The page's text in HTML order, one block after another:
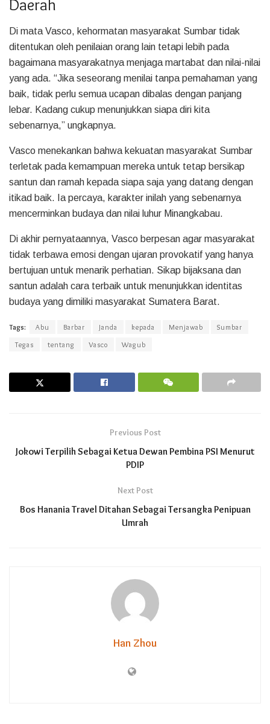
Daerah
Di mata Vasco, kehormatan masyarakat Sumbar tidak
ditentukan oleh penilaian orang lain tetapi lebih pada
bagaimana masyarakatnya menjaga martabat dan nilai-nilai
yang ada. “Jika seseorang menilai tanpa pemahaman yang
baik, tidak perlu semua ucapan dibalas dengan panjang
lebar. Kadang cukup menunjukkan siapa diri kita
sebenarnya,” ungkapnya.
Vasco menekankan bahwa kekuatan masyarakat Sumbar
terletak pada kemampuan mereka untuk tetap bersikap
santun dan ramah kepada siapa saja yang datang dengan
itikad baik. Ia percaya, karakter inilah yang sebenarnya
mencerminkan budaya dan nilai luhur Minangkabau.
Di akhir pernyataannya, Vasco berpesan agar masyarakat
tidak terbawa emosi dengan ujaran provokatif yang hanya
bertujuan untuk menarik perhatian. Sikap bijaksana dan
santun adalah cara terbaik untuk menunjukkan identitas
budaya yang dimiliki masyarakat Sumatera Barat.
Tags: Abu Barbar Janda kepada Menjawab
Sumbar
Tegas
tentang Vasco Wagub
Previous Post
Jokowi Terpilih Sebagai Ketua Dewan Pembina PSI Menurut
PDIP
Next Post
Bos Hanania Travel Ditahan Sebagai Tersangka Penipuan
Umrah
Han Zhou